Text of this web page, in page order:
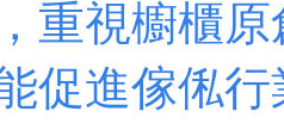
重視櫥櫃
促進傢俬